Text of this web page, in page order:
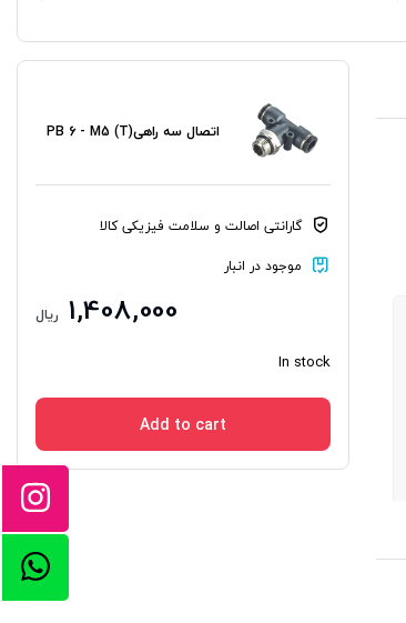
اتصال سه راهی(T) PB 6 - M5
گارانتی اصالت و سلامت فیزیکی کالا
موجود در انبار
1,408,000 ریال
In stock
Add to cart